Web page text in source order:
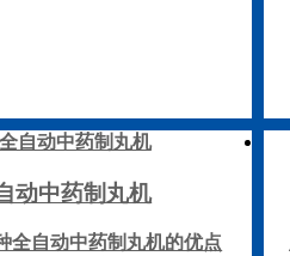
动中药制丸机
全自动中药制丸机的优点